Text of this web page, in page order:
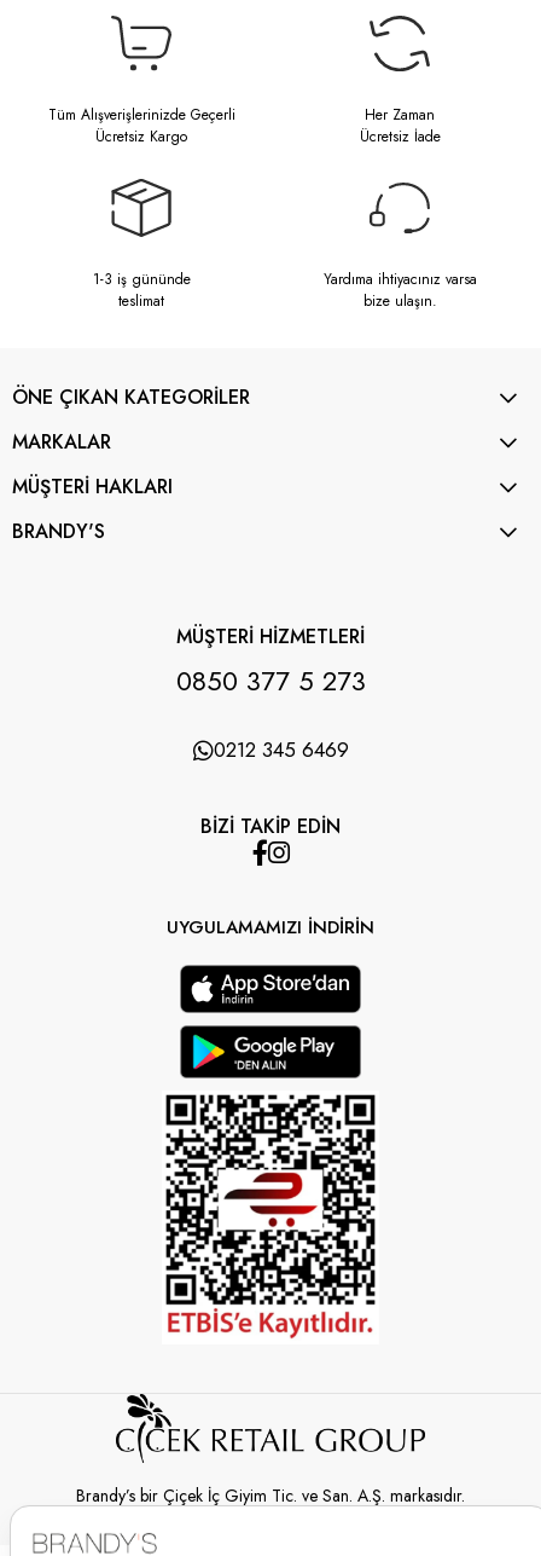
Tüm Alışverişlerinizde Geçerli
Ücretsiz Kargo
Her Zaman
Ücretsiz İade
1-3 iş gününde
teslimat
Yardıma ihtiyacınız varsa
bize ulaşın.
ÖNE ÇIKAN KATEGORİLER
MARKALAR
MÜŞTERİ HAKLARI
BRANDY'S
MÜŞTERİ HİZMETLERİ
0850 377 5 273
0212 345 6469
BİZİ TAKİP EDİN
UYGULAMAMIZI İNDİRİN
Brandy’s bir Çiçek İç Giyim Tic. ve San. A.Ş. markasıdır.
© 2026 Brandy’s | Her hakkı saklıdır.